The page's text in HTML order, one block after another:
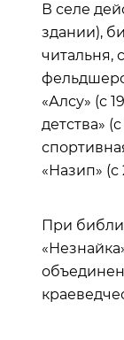
В селе
здании),
читальня,
«Алсу» (с
детства»
«Назип» (с
При